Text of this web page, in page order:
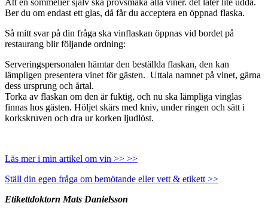
Att en sommelier själv ska provsmaka alla viner. det låter lite udda.
Ber du om endast ett glas, då får du acceptera en öppnad flaska.
Så mitt svar på din fråga ska vinflaskan öppnas vid bordet på
restaurang blir följande ordning:
Serveringspersonalen hämtar den beställda flaskan, den kan
lämpligen presentera vinet för gästen. Uttala namnet på vinet, gärna
dess ursprung och årtal.
Torka av flaskan om den är fuktig, och nu ska lämpliga vinglas
finnas hos gästen. Höljet skärs med kniv, under ringen och sätt i
korkskruven och dra ur korken ljudlöst.
Läs mer i min artikel om vin >> >>
Ställ din egen fråga om bemötande eller vett & etikett >>
Etikettdoktorn Mats Danielsson